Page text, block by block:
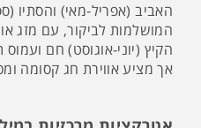
האביב (אפריל-מאי) והסתיו
המושלמות לביקור, עם מזג
הקיץ (יוני-אוגוסט) חם
אך מציע אווירת חג קסומה